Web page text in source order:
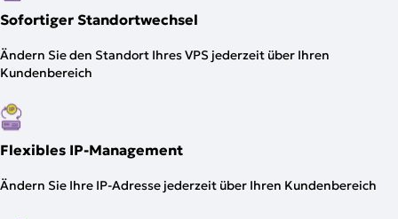
Sofortiger Standortwechsel
Ändern Sie den Standort Ihres VPS jederzeit über Ihren
Kundenbereich
Flexibles IP-Management
Ändern Sie Ihre IP-Adresse jederzeit über Ihren Kundenbereich